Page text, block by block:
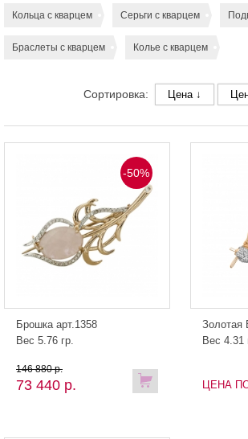
Кольца с кварцем Серьги с кварцем
Браслеты с кварцем Колье с кварцем
Сортировка: Цена ↓
-50%
Брошка арт.1358
Вес 5.76 гр.
73 440 р.
146 880 р.
Золотая
Вес 4.31
ЦЕНА